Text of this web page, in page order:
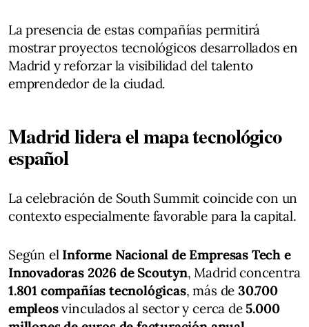
La presencia de estas compañías permitirá
mostrar proyectos tecnológicos desarrollados en
Madrid y reforzar la visibilidad del talento
emprendedor de la ciudad.
Madrid lidera el mapa tecnológico
español
La celebración de South Summit coincide con un
contexto especialmente favorable para la capital.
Según el Informe Nacional de Empresas Tech e
Innovadoras 2026 de Scoutyn, Madrid concentra
1.801 compañías tecnológicas, más de 30.700
empleosvinculados al sector y cerca de5.000